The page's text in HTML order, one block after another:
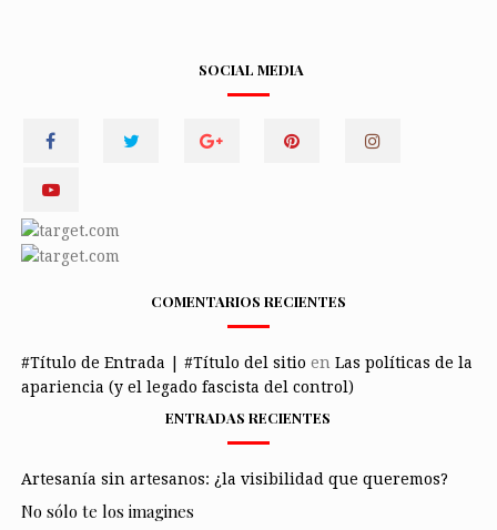
SOCIAL MEDIA
COMENTARIOS RECIENTES
#Título de Entrada | #Título del sitio en Las políticas de la
apariencia (y el legado fascista del control)
ENTRADAS RECIENTES
Artesanía sin artesanos: ¿la visibilidad que queremos?
No sólo te los imagines